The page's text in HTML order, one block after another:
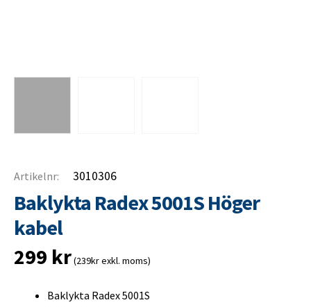
Artikelnr: 3010306
Baklykta Radex 5001S Höger
kabel
299 kr(239kr exkl. moms)
Baklykta Radex 5001S